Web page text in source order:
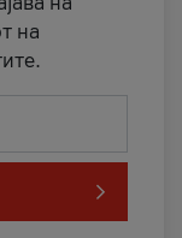
на